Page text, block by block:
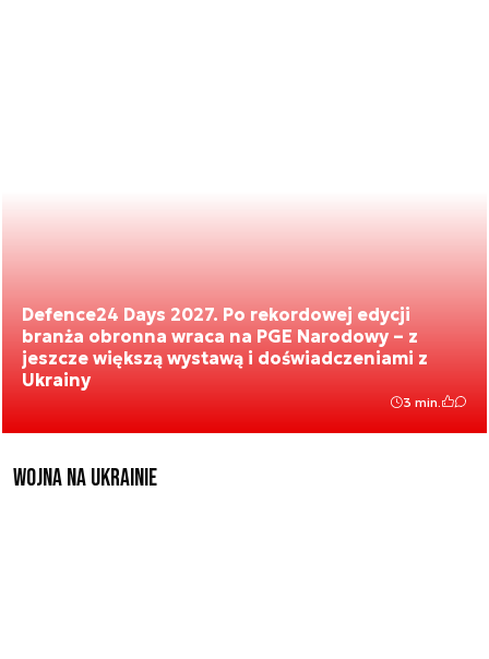
Defence24 Days 2027. Po rekordowej edycji
branża obronna wraca na PGE Narodowy – z
jeszcze większą wystawą i doświadczeniami z
Ukrainy
3 min.
Wojna na Ukrainie